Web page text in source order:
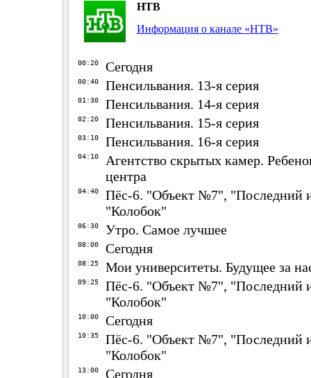
НТВ
Информация о канале «НТВ»
00:20 Сегодня
00:40 Пенсильвания. 13-я серия
01:30 Пенсильвания. 14-я серия
02:20 Пенсильвания. 15-я серия
03:10 Пенсильвания. 16-я серия
04:10
Агентство скрытых камер.
центра
04:40
Пёс-6. "Объект №7", "Последний
"Колобок"
06:30 Утро. Самое лучшее
08:00 Сегодня
08:25 Мои университеты. Будущее за
09:25
Пёс-6. "Объект №7", "Последний
"Колобок"
10:00 Сегодня
10:35
Пёс-6. "Объект №7", "Последний
"Колобок"
13:00 Сегодня